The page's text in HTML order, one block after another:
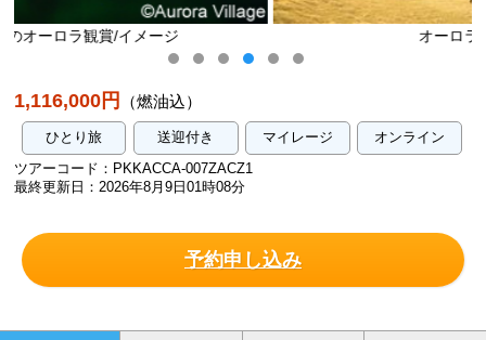
1,116,000円 （燃油込）
ひとり旅 送迎付き マイレージ
オンライン
ツアーコード：PKKACCA-007ZACZ1
最終更新日：2026年8月9日01時08分
予約申し込み